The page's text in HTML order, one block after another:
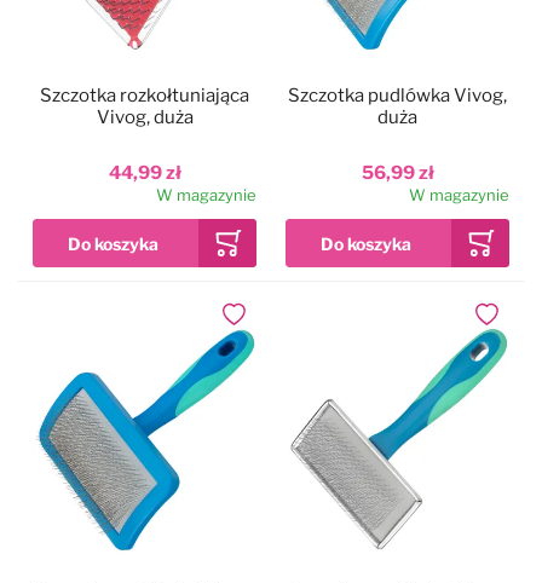
44,99 zł
Szczotka rozkołtuniająca
Vivog, duża
W magazynie
56,99 zł
Szczotka pudlówka Vivog,
duża
W magazynie
Dodaj do ulubionych Dodaj